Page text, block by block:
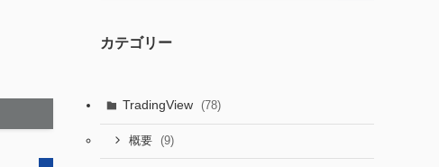
カテゴリー
TradingView (78)
概要 (9)